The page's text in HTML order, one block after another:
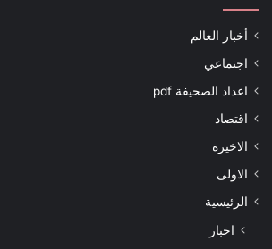
أخبار العالم
اجتماعي
اعداد الصحيفة pdf
اقتصاد
الاخيرة
الاولى
الرئيسية
اخبار